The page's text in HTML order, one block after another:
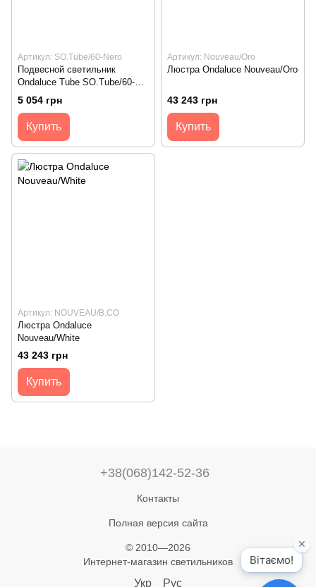
Артикул: SO.Tube/60-Nero
Подвесной светильник
Ondaluce Tube SO.Tube/60-
Nero
5 054 грн
Купить
Артикул: Nouveau/Oro
Люстра Ondaluce Nouveau/Oro
43 243 грн
Купить
Артикул: NOUVEAU/B.CO
Люстра Ondaluce
Nouveau/White
43 243 грн
Купить
+38(068)142-52-36
Контакты
Полная версия сайта
© 2010—2026
Интернет-магазин светильников
Укр Рус